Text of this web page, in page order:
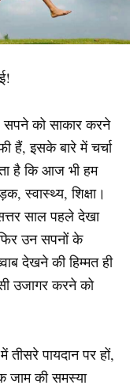
सपने को साकार करने
हैं, इसके बारे में चर्चा
है कि आज भी हम
स्वास्थ्य, शिक्षा।
साल पहले देखा
फिर उन सपनों के
देखने की हिम्मत ही
उजागर करने को
पायदान पर हों,
जाम की समस्या